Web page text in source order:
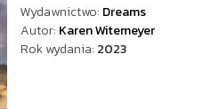
Wydawnictwo: Dreams
Autor: Karen Witemeyer
Rok wydania: 2023